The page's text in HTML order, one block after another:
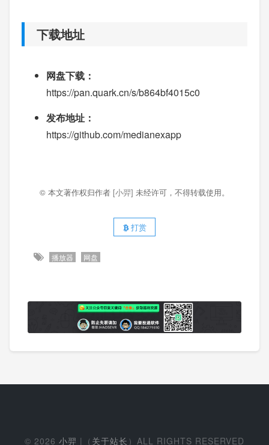
下载地址
网盘下载：
https://pan.quark.cn/s/b864bf4015c0
发布地址：
https://github.com/medianexapp
© 本文著作权归作者 [小羿] 未经许可，不得转载使用。
打赏
播放器 网盘
© 2026 小羿 |（ 关于站长 ）ALL RIGHTS RESERVED